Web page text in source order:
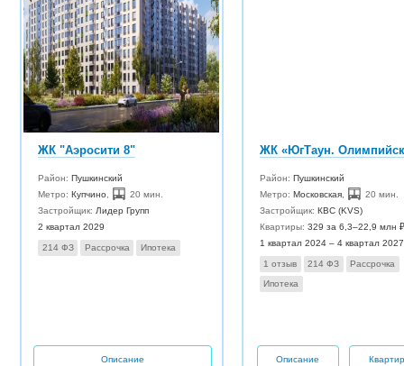
ЖК "Аэросити 8"
Район:Пушкинский
Метро: Купчино
20 мин.
Застройщик: Лидер Групп
2 квартал 2029
214 ФЗ Рассрочка Ипотека
Описание
Район: Пушкинский
Метро: Московская,
20 мин.
Застройщик: КВС (KVS)
Квартиры: 329 за 6,3–22,9 млн ₽
1 квартал 2024 – 4 квартал 2027
1 отзыв 214 ФЗ
Рассрочка
Ипотека
Описание